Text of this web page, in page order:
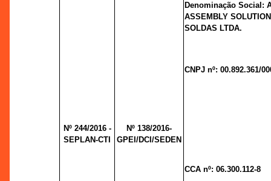
Nº 244/2016 -
SEPLAN-CTI
Nº 138/2016-
GPEI/DCI/SEDEN
Denominação Social:
ASSEMBLY
SOLDAS LTDA.
CNPJ nº: 00.892.361/
CCA nº: 06.300.112-8